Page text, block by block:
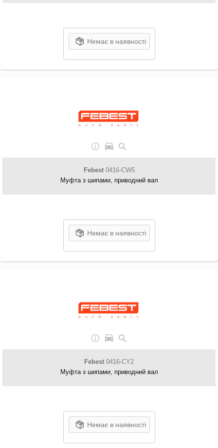
Немає в наявності
Febest0416-CW5
Муфта з шипами, приводний вал
Немає в наявності
Febest 0416-CY2
Муфта з шипами, приводний вал
Немає в наявності